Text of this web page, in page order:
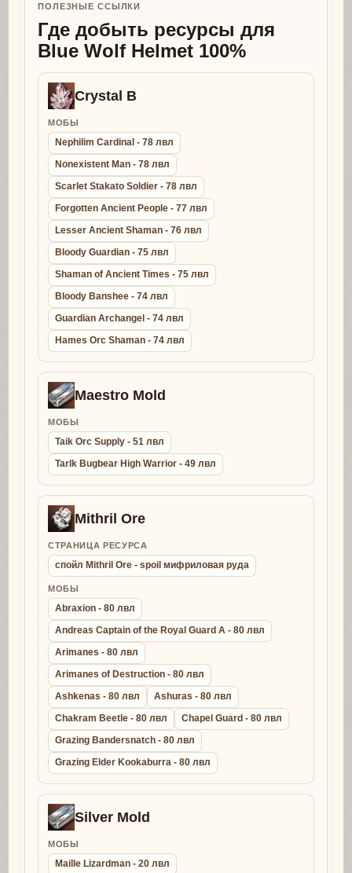
ПОЛЕЗНЫЕ ССЫЛКИ
Где добыть ресурсы для
Blue Wolf Helmet 100%
Crystal B
МОБЫ
Nephilim Cardinal - 78 лвл
Nonexistent Man - 78 лвл
Scarlet Stakato Soldier - 78 лвл
Forgotten Ancient People - 77 лвл
Lesser Ancient Shaman - 76 лвл
Bloody Guardian - 75 лвл
Shaman of Ancient Times - 75 лвл
Bloody Banshee - 74 лвл
Guardian Archangel - 74 лвл
Hames Orc Shaman - 74 лвл
Maestro Mold
МОБЫ
Taik Orc Supply - 51 лвл
Tarlk Bugbear High Warrior - 49 лвл
Mithril Ore
СТРАНИЦА РЕСУРСА
спойл Mithril Ore - spoil мифриловая руда
МОБЫ
Abraxion - 80 лвл
Andreas Captain of the Royal Guard A - 80 лвл
Arimanes - 80 лвл
Arimanes of Destruction - 80 лвл
Ashkenas - 80 лвл
Ashuras - 80 лвл
Chakram Beetle - 80 лвл
Chapel Guard - 80 лвл
Grazing Bandersnatch - 80 лвл
Grazing Elder Kookaburra - 80 лвл
Silver Mold
МОБЫ
Maille Lizardman - 20 лвл